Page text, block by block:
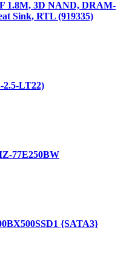
1.8M, 3D NAND, DRAM-
Sink, RTL (919335)
2.5-LT22)
77E250BW
{SATA3}